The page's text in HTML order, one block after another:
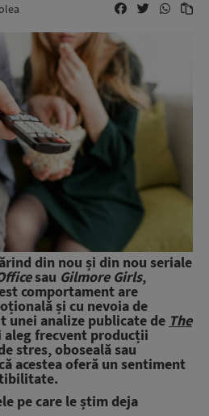
din nou și din nou seriale
sau Gilmore Girls,
comportament are
și cu nevoia de
analize publicate de The
aleg frecvent producții
stres, oboseală sau
acestea oferă un sentiment
pe care le știm deja